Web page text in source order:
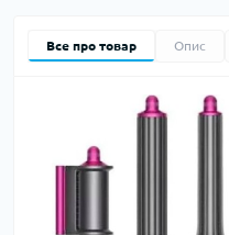
Все про товар Опис